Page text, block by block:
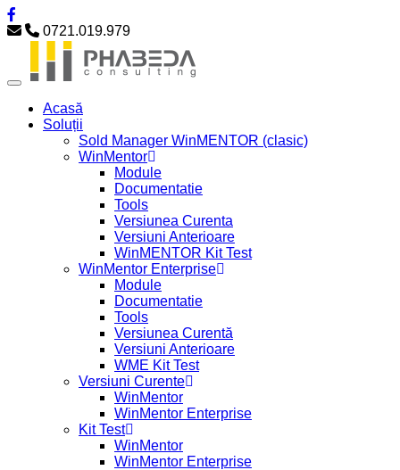
0721.019.979
Acasă
Soluții
Sold Manager WinMENTOR (clasic)
WinMentor
Module
Documentatie
Tools
Versiunea Curenta
Versiuni Anterioare
WinMENTOR Kit Test
WinMentor Enterprise
Module
Documentatie
Tools
Versiunea Curentă
Versiuni Anterioare
WME Kit Test
Versiuni Curente
WinMentor
WinMentor Enterprise
Kit Test
WinMentor
WinMentor Enterprise